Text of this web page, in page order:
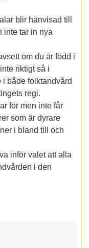
blir hänvisad till
inte tar in nya
om du är född i
riktigt så i
i både folktandvård
regi.
för men inte får
som är dyrare
i bland till och
inför valet att alla
i den